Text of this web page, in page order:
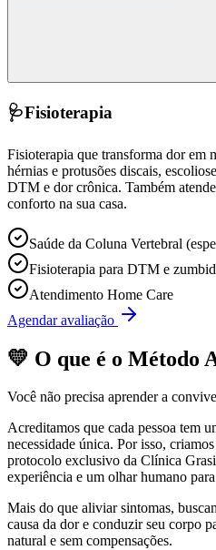
🩺Fisioterapia
Fisioterapia que transforma dor em
hérnias e protusões discais,
DTM e dor crônica. Também
conforto na sua casa.
Saúde da Coluna Vertebral
Fisioterapia para DTM e
Atendimento Home Care
Agendar avaliação
💛 O que é o Método
Você não precisa aprender a
Acreditamos que cada pessoa tem
necessidade única. Por isso,
protocolo exclusivo da Clínica
experiência e um olhar humano
Mais do que aliviar sintomas,
causa da dor e conduzir seu corpo
natural e sem compensações.